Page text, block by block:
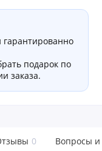
подарок по
заказа.
0 Вопросы и